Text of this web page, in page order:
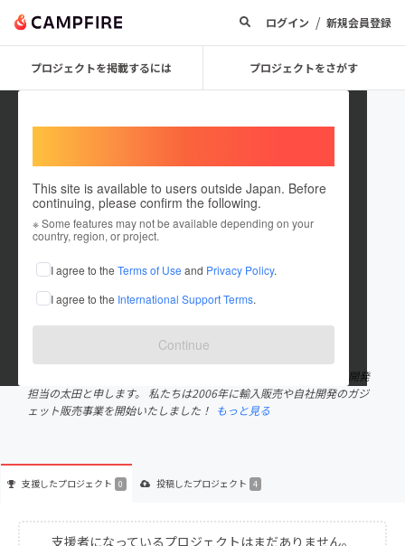
ログイン / 新規会員登録
プロジェクトを掲載するには プロジェクトをさがす
This site is available to users outside Japan. Before
continuing, please confirm the following.
※ Some features may not be available depending on your
country, region, or project.
I agree to the Terms of Use and Privacy Policy.
I agree to the International Support Terms.
Continue
World Drive 株式会社ティナータ
プロジェクトオーナー
これまでに4件のプロジェクトを投稿しています
在住国：日本 現在地：東京都
出身地：東京都
弊社のページをご覧いただきありがとうございます。 World Drive開発
担当の太田と申します。 私たちは2006年に輸入販売や自社開発のガジ
ェット販売事業を開始いたしました！ もっと見る
支援したプロジェクト 0 投稿したプロジェクト 4
支援者になっているプロジェクトはまだありません。